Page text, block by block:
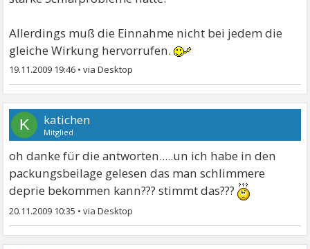
Allerdings muß die Einnahme nicht bei jedem die
gleiche Wirkung hervorrufen.
19.11.2009 19:46 •
K katichen
Mitglied
oh danke für die antworten.....un ich habe in den
packungsbeilage gelesen das man schlimmere
deprie bekommen kann??? stimmt das???
20.11.2009 10:35 •